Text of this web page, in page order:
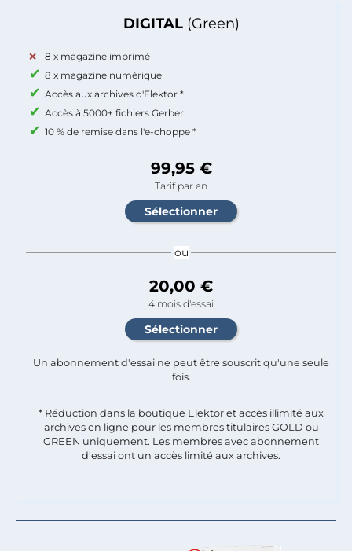
DIGITAL (Green)
8 x magazine imprimé
8 x magazine numérique
Accès aux archives d'Elektor *
Accès à 5000+ fichiers Gerber
10 % de remise dans l'e-choppe *
99,95 €
Tarif par an
ou
20,00 €
4 mois d'essai
Un abonnement d'essai ne peut être souscrit qu'une seule
fois.​
* Réduction dans la boutique Elektor et accès illimité aux
archives en ligne pour les membres titulaires GOLD ou
GREEN uniquement. Les membres avec abonnement
d'essai ont un accès limité aux archives.